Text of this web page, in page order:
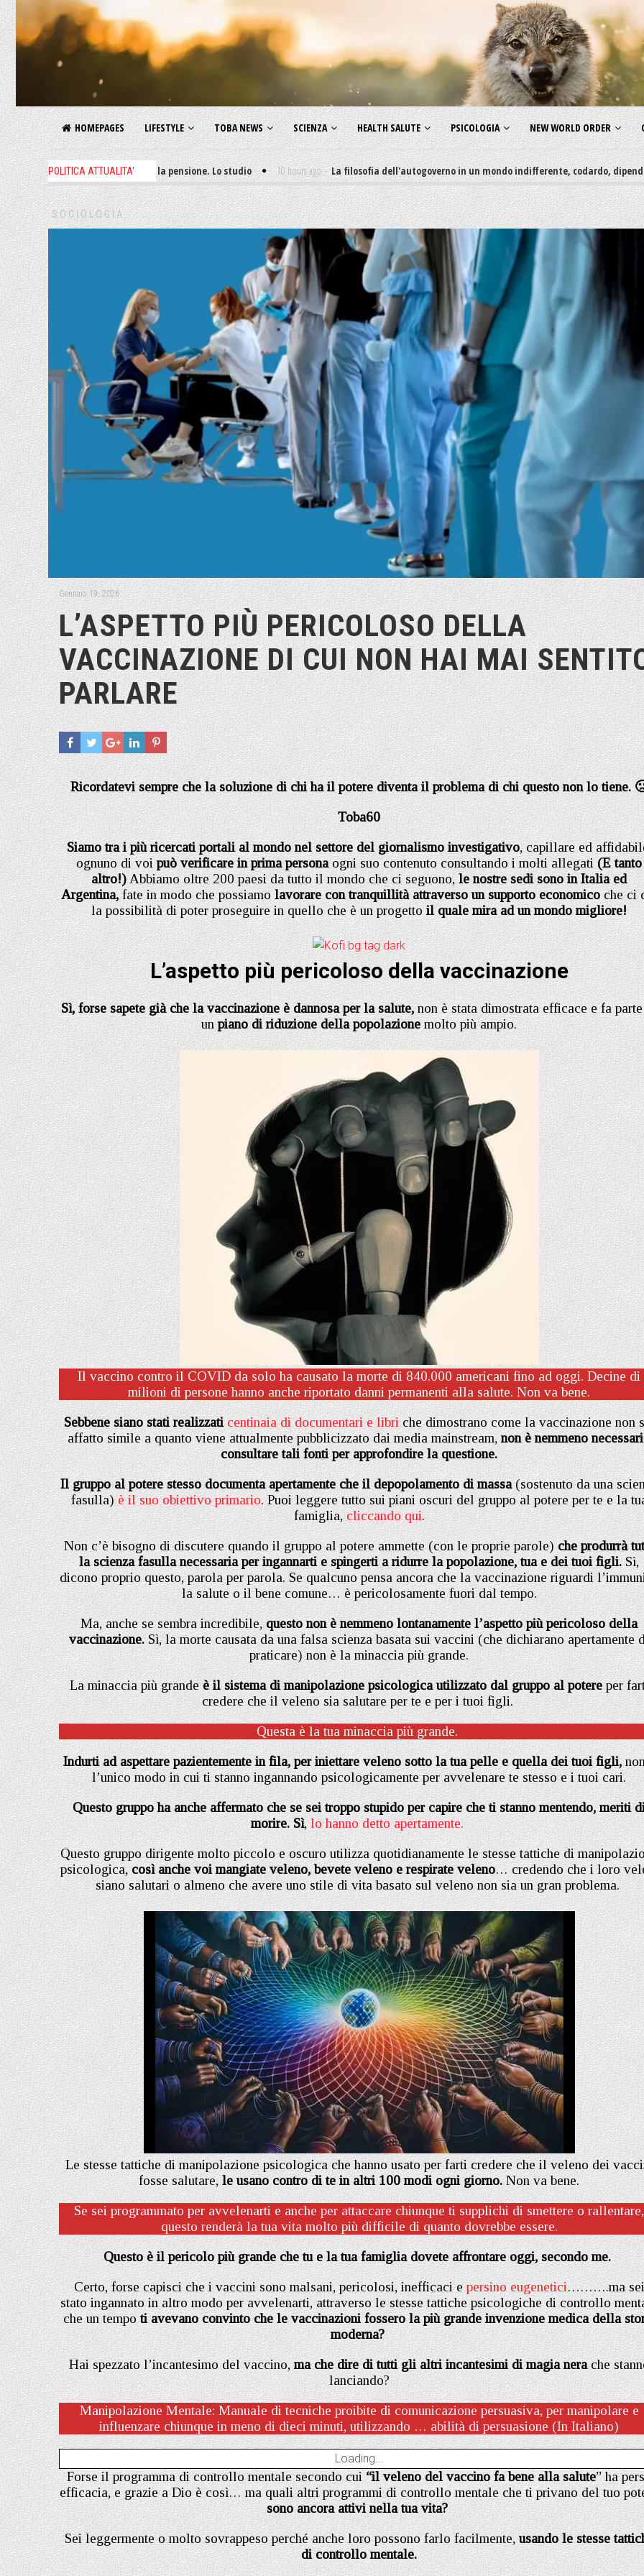
HOMEPAGES LIFESTYLE TOBA NEWS SCIENZA HEALTH SALUTE PSICOLOGIA NEW WORLD ORDER
POLITICA ATTUALITA'
muori! E non ti godi la pensione. Lo studio 10 hours ago - La filosofia dell'autogoverno in un mondo indifferente, codardo, dipendente,
SOCIOLOGIA
Gennaio 19, 2026
L’ASPETTO PIÙ PERICOLOSO DELLA
VACCINAZIONE DI CUI NON HAI MAI
PARLARE
Ricordatevi sempre che la soluzione di chi ha il potere diventa il problema di chi questo non lo tiene.
Toba60
Siamo tra i più ricercati portali al mondo nel settore del giornalismo investigativo, capillare ed
ognuno di voipuò verificare in prima personaogni suo contenuto consultando i molti allegati(E tanto
altro!)Abbiamo oltre 200 paesi da tutto il mondo che ci seguono,le nostre sedi sono in Italia ed
Argentina,fate in modo che possiamo lavorare con tranquillità attraverso un supporto economicoche ci
la possibilità di poter proseguire in quello che è un progettoil quale mira ad un mondo migliore!
L’aspetto più pericoloso della vaccinazione
Sì, forse sapete già che la vaccinazione è dannosa per la salute,non è stata dimostrata efficace e fa
unpiano di riduzione della popolazionemolto più ampio.
Il vaccino contro il COVID da solo ha causato la morte di 840.000 americani fino ad oggi. Decine di
milioni di persone hanno anche riportato danni permanenti alla salute. Non va bene.
Sebbene siano stati realizzaticentinaia di documentari e libri che dimostrano come la vaccinazione non
affatto simile a quanto viene attualmente pubblicizzato dai media mainstream,non è nemmeno
consultare tali fonti per approfondire la questione.
Il gruppo al potere stesso documenta apertamente che il depopolamento di massa(sostenuto da una
fasulla)è il suo obiettivo primario. Puoi leggere tutto sui piani oscuri del gruppo al potere per te e la
famiglia,cliccando qui.
Non c’è bisogno di discutere quando il gruppo al potere ammette (con le proprie parole)che produrrà
la scienza fasulla necessaria per ingannarti e spingerti a ridurre la popolazione, tua e dei tuoi figli.Sì,
dicono proprio questo, parola per parola. Se qualcuno pensa ancora che la vaccinazione riguardi
la salute o il bene comune… è pericolosamente fuori dal tempo.
Ma, anche se sembra incredibile,questo non è nemmeno lontanamente l’aspetto più pericoloso della
vaccinazione.Sì, la morte causata da una falsa scienza basata sui vaccini (che dichiarano apertamente
praticare) non è la minaccia più grande.
La minaccia più grandeè il sistema di manipolazione psicologica utilizzato dal gruppo al potereper
credere che il veleno sia salutare per te e per i tuoi figli.
Questa è la tua minaccia più grande.
Indurti ad aspettare pazientemente in fila, per iniettare veleno sotto la tua pelle e quella dei tuoi figli,
l’unico modo in cui ti stanno ingannando psicologicamente per avvelenare te stesso e i tuoi cari.
Questo gruppo ha anche affermato che se sei troppo stupido per capire che ti stanno mentendo, meriti
morire. Sì,lo hanno detto apertamente.
Questo gruppo dirigente molto piccolo e oscuro utilizza quotidianamente le stesse tattiche di
psicologica,così anche voi mangiate veleno, bevete veleno e respirate veleno… credendo che i loro
siano salutari o almeno che avere uno stile di vita basato sul veleno non sia un gran problema.
Le stesse tattiche di manipolazione psicologica che hanno usato per farti credere che il veleno dei
fosse salutare,le usano contro di te in altri 100 modi ogni giorno.Non va bene.
Se sei programmato per avvelenarti e anche per attaccare chiunque ti supplichi di smettere o rallentare,
questo renderà la tua vita molto più difficile di quanto dovrebbe essere.
Questo è il pericolo più grande che tu e la tua famiglia dovete affrontare oggi, secondo me.
Certo, forse capisci che i vaccini sono malsani, pericolosi, inefficaci epersino eugenetici……….ma sei
stato ingannato in altro modo per avvelenarti, attraverso le stesse tattiche psicologiche di controllo
che un tempoti avevano convinto che le vaccinazioni fossero la più grande invenzione medica della
moderna?
Hai spezzato l’incantesimo del vaccino,ma che dire di tutti gli altri incantesimi di magia nerache
lanciando?
Manipolazione Mentale: Manuale di tecniche proibite di comunicazione persuasiva, per manipolare e
influenzare chiunque in meno di dieci minuti, utilizzando … abilità di persuasione (In Italiano)
Loading...
Forse il programma di controllo mentale secondo cui“il veleno del vaccino fa bene alla salute” ha
efficacia, e grazie a Dio è così… ma quali altri programmi di controllo mentale che ti privano del tuo
sono ancora attivi nella tua vita?
Sei leggermente o molto sovrappeso perché anche loro possono farlo facilmente,usando le stesse
di controllo mentale.